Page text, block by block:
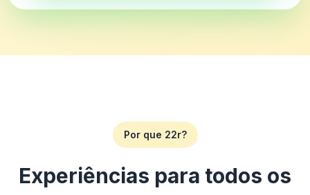
Por que 22r?
Experiências para todos os